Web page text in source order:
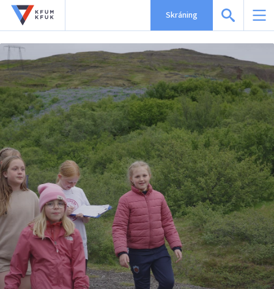
Skráning